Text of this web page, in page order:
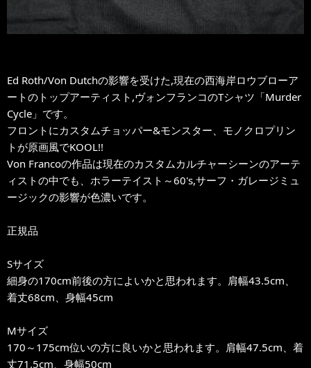
Ed Roth/Von Dutchの影響を受けた,現在の西海岸ロウブローア
ートのトップアーティスト,ヴォンフランコのTシャツ「Murder
Cycle」です。
フロントにカスタムチョッパー&モンスター、モノクロプリン
トが原画風でKOOL!!
Von Francoの作品は現在のカスタムカルチャーシーンのアーテ
ィストの中でも、ホラーテイスト～60's,サーフ・ガレージミュ
ージックの影響が色濃いです。
正規品
Sサイズ
細身の170cm前後の方によいかと思われます。肩幅43.5cm、
着丈68cm、身幅45cm
Mサイズ
170～175cm位いの方に良いかと思われます。肩幅47.5cm、着
丈71.5cm、身幅50cm